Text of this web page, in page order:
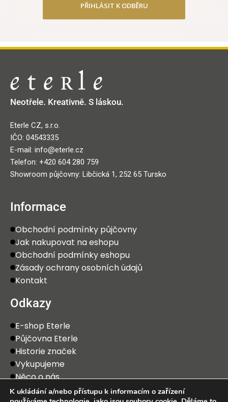
PŘIHLÁSIT K ODBĚRU
Neotřele. Kreativně. S láskou.
Eterle CZ, s.r.o.
IČO: 04543335
E-mail: info@eterle.cz
Telefon: +420 604 280 759
Showroom půjčovny: Libčická 1, 252 65 Tursko
Informace
Obchodní podmínky půjčovny
Jak nakupovat na eshopu
Obchodní podmínky eshopu
Zásady ochrany osobních údajů
Kontakt
Odkazy
E-shop Eterle
Půjčovna Eterle
Historie značek
Vykupujeme
Něco o nás
K ukládání a/nebo přístupu k informacím o zařízení